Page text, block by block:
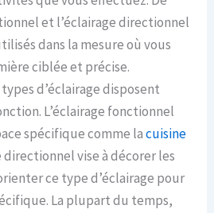
et l’éclairage directionnel
dans la mesure où vous
ciblée et précise.
d’éclairage disposent
L’éclairage fonctionnel
spécifique comme lacuisine
directionnel vise à décorer les
ce type d’éclairage pour
La plupart du temps,